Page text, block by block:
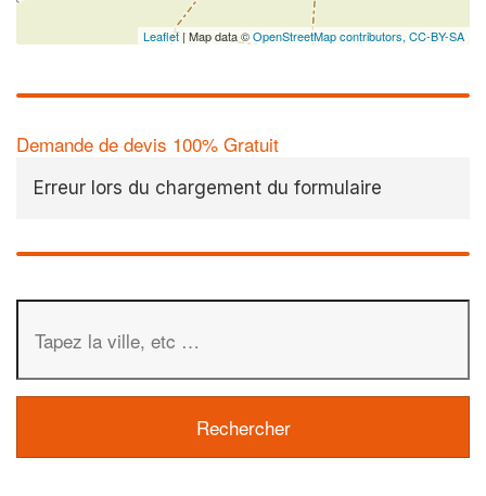
Leaflet| Map data ©OpenStreetMap contributors, CC-BY-SA
Demande de devis 100% Gratuit
Erreur lors du chargement du formulaire